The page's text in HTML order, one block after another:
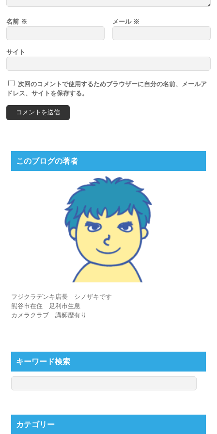
名前 ※ メール ※
サイト
次回のコメントで使用するためブラウザーに自分の名前、メールア
ドレス、サイトを保存する。
このブログの著者
フジクラデンキ店長 シノザキです
熊谷市在住 足利市生息
カメラクラブ 講師歴有り
キーワード検索
カテゴリー